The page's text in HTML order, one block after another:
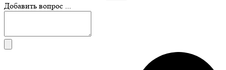
Добавить вопрос ...